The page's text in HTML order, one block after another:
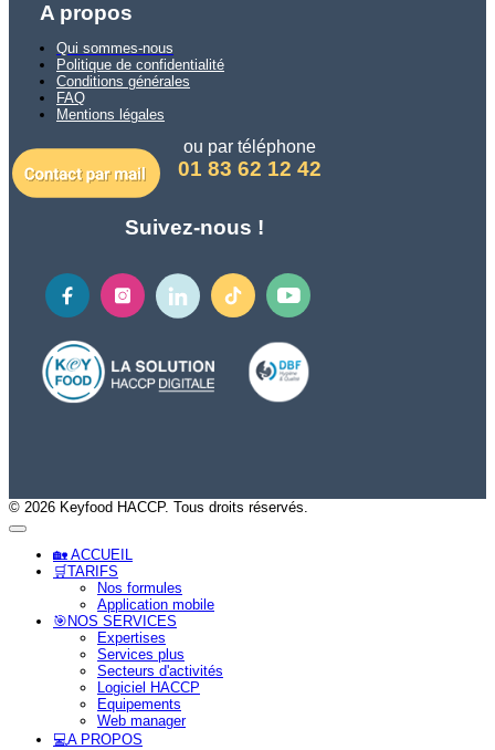
A propos
Qui sommes-nous
Politique de confidentialité
Conditions générales
FAQ
Mentions légales
ou par téléphone
01 83 62 12 42
Suivez-nous !
© 2026 Keyfood HACCP. Tous droits réservés.
🏡 ACCUEIL
🛒TARIFS
Nos formules
Application mobile
🎯NOS SERVICES
Expertises
Services plus
Secteurs d'activités
Logiciel HACCP
Equipements
Web manager
💻A PROPOS